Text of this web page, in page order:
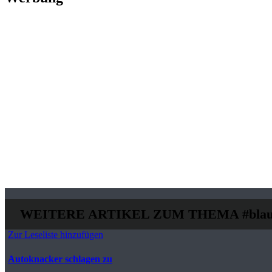
WEITERE ARTIKEL ZUM THEMA
Zur Leseliste hinzufügen
Autoknacker schlagen zu